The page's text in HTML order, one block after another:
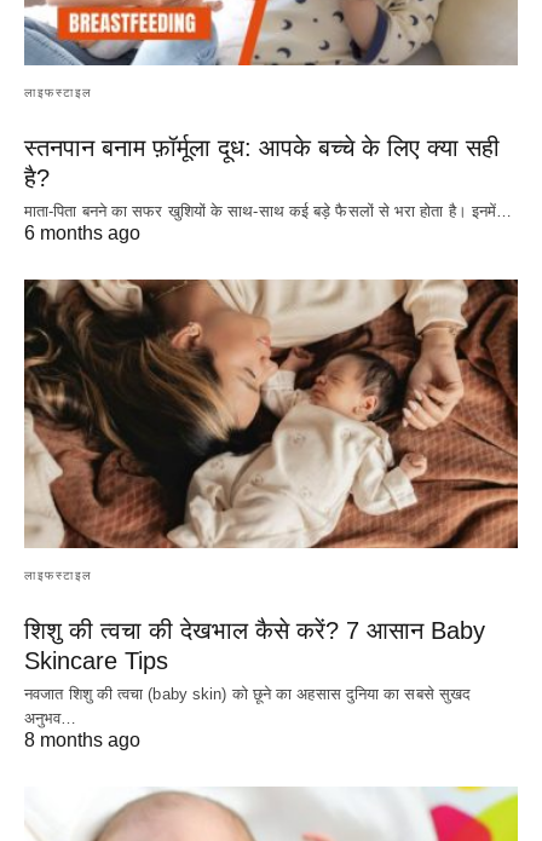
लाइफस्टाइल
स्तनपान बनाम फ़ॉर्मूला दूध: आपके बच्चे के लिए क्या सही
है?
माता-पिता बनने का सफर खुशियों के साथ-साथ कई बड़े फैसलों से भरा होता है। इनमें…
6 months ago
लाइफस्टाइल
शिशु की त्वचा की देखभाल कैसे करें? 7 आसान Baby
Skincare Tips
नवजात शिशु की त्वचा (baby skin) को छूने का अहसास दुनिया का सबसे सुखद
अनुभव…
8 months ago